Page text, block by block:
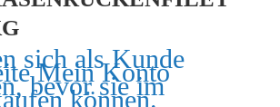
sich als Kunde
Mein Konto
bevor sie im
können.